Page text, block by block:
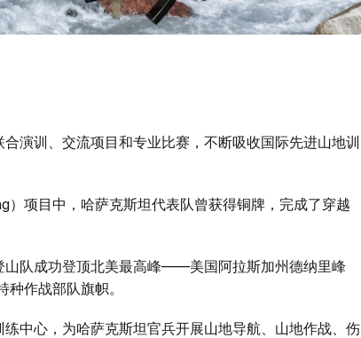
演训、交流项目和专业比赛，不断吸收国际先进山地训
项目中，哈萨克斯坦代表队曾获得铜牌，完成了穿越
山队成功登顶北美最高峰——美国阿拉斯加州德纳里峰
种作战部队旗帜。
中心，为哈萨克斯坦官兵开展山地导航、山地作战、伤